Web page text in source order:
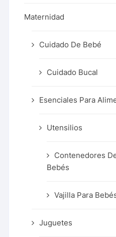
Maternidad
Cuidado De Bebé
Cuidado Bucal
Esenciales Para
Utensilios
Contenedores
Bebés
Vajilla Para
Juguetes